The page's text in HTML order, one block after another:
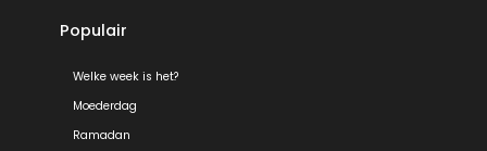
Populair
Welke week is het?
Moederdag
Ramadan